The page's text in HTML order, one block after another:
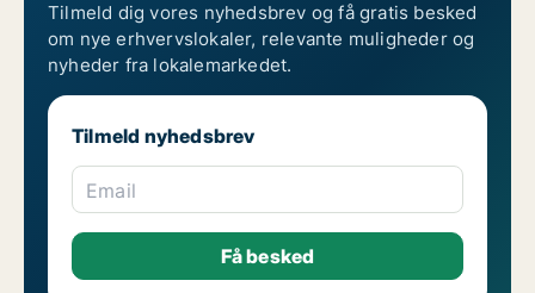
Tilmeld dig vores nyhedsbrev og få gratis besked
om nye erhvervslokaler, relevante muligheder og
nyheder fra lokalemarkedet.
Tilmeld nyhedsbrev
Email